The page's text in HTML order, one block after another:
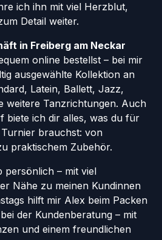
ich ihn mit viel Herzblut,
Detail weiter.
in Freiberg am Neckar
online bestellst – bei mir
ausgewählte Kollektion an
Latein, Ballett, Jazz,
weitere Tanzrichtungen. Auch
biete ich dir alles, was du für
brauchst: von
praktischem Zubehör.
persönlich – mit viel
Nähe zu meinen Kundinnen
hilft mir Alex beim Packen
der Kundenberatung – mit
und einem freundlichen